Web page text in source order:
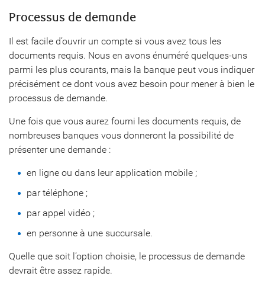
Processus de demande
Il est facile d’ouvrir un compte si vous avez tous les
documents requis. Nous en avons énuméré quelques-uns
parmi les plus courants, mais la banque peut vous indiquer
précisément ce dont vous avez besoin pour mener à bien le
processus de demande.
Une fois que vous aurez fourni les documents requis, de
nombreuses banques vous donneront la possibilité de
présenter une demande :
en ligne ou dans leur application mobile ;
par téléphone ;
par appel vidéo ;
en personne à une succursale.
Quelle que soit l’option choisie, le processus de demande
devrait être assez rapide.